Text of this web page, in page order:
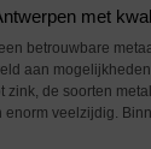
met
betrouwbare
aan
zink, de soorten
enorm veelzijdig.